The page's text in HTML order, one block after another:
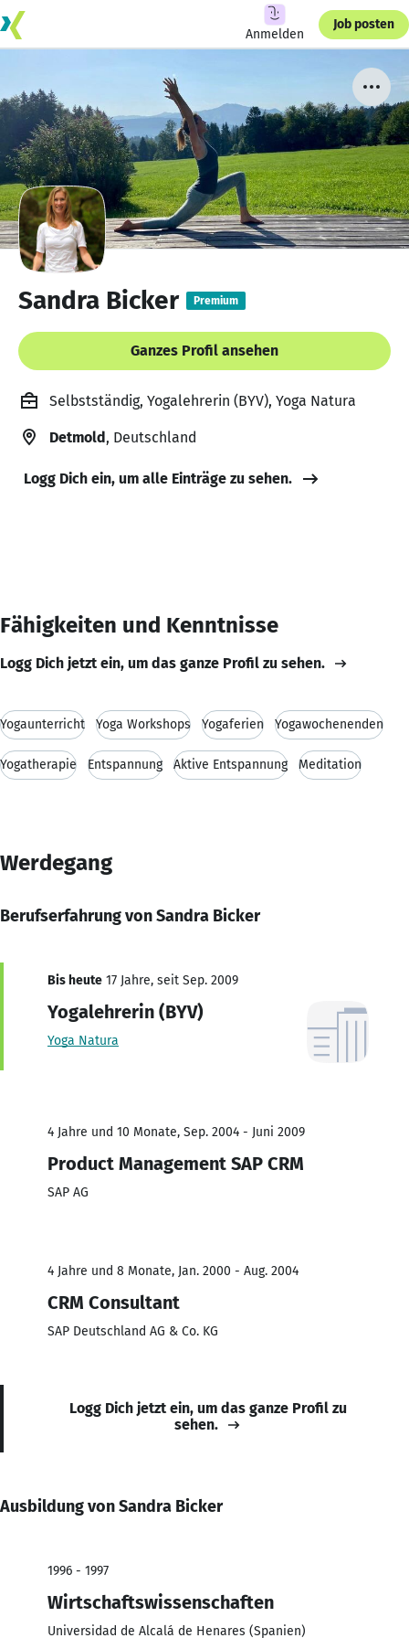
Anmelden
Job posten
Sandra Bicker Premium
Ganzes Profil ansehen
Selbstständig, Yogalehrerin (BYV), Yoga Natura
Detmold, Deutschland
Logg Dich ein, um alle Einträge zu sehen.
Fähigkeiten und Kenntnisse
Logg Dich jetzt ein, um das ganze Profil zu sehen.
Yogaunterricht Yoga Workshops Yogaferien Yogawochenenden
Yogatherapie Entspannung Aktive Entspannung Meditation
Werdegang
Berufserfahrung von Sandra Bicker
Bis heute 17 Jahre, seit Sep. 2009
Yogalehrerin (BYV)
Yoga Natura
4 Jahre und 10 Monate, Sep. 2004 - Juni 2009
Product Management SAP CRM
SAP AG
4 Jahre und 8 Monate, Jan. 2000 - Aug. 2004
CRM Consultant
SAP Deutschland AG & Co. KG
Logg Dich jetzt ein, um das ganze Profil zu
sehen.
Ausbildung von Sandra Bicker
1996 - 1997
Wirtschaftswissenschaften
Universidad de Alcalá de Henares (Spanien)